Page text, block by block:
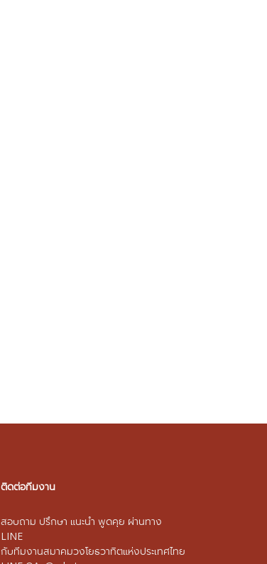
ติดต่อทีมงาน
สอบถาม ปรึกษา แนะนำ พูดคุย ผ่านทาง
LINE
กับทีมงานสมาคมวงโยธวาทิตแห่งประเทศไทย